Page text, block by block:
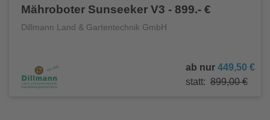
Mähroboter Sunseeker V3 - 899.- €
Dillmann Land & Gartentechnik GmbH
ab nur 449,50 €
statt: 899,00 €